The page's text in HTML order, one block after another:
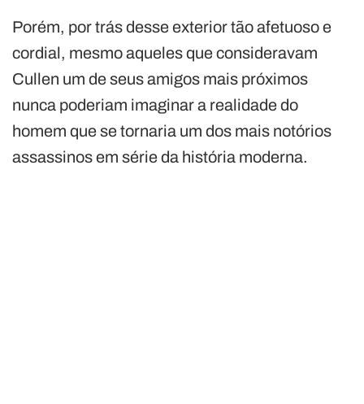
Porém, por trás desse exterior tão afetuoso e
cordial, mesmo aqueles que consideravam
Cullen um de seus amigos mais próximos
nunca poderiam imaginar a realidade do
homem que se tornaria um dos mais notórios
assassinos em série da história moderna.